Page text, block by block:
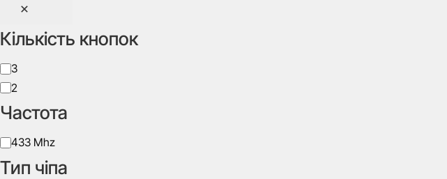
Кількість кнопок
Кількість
кнопок
3
2
Частота
Частота
433 Mhz
Тип чіпа